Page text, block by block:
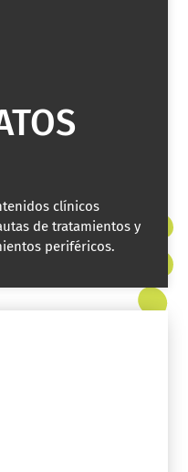
clínicos
de tratamientos y
periféricos.